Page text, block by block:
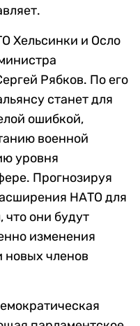
Хельсинки и Осло
Рябков. По его
станет для
ошибкой,
военной
уровня
Прогнозируя
НАТО для
что они будут
изменения
новых членов